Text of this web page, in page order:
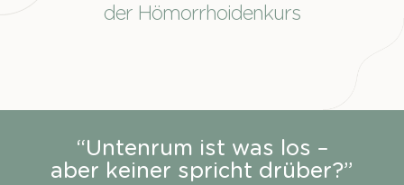
der Hömorrhoidenkurs
“Untenrum ist was los –
aber keiner spricht drüber?”